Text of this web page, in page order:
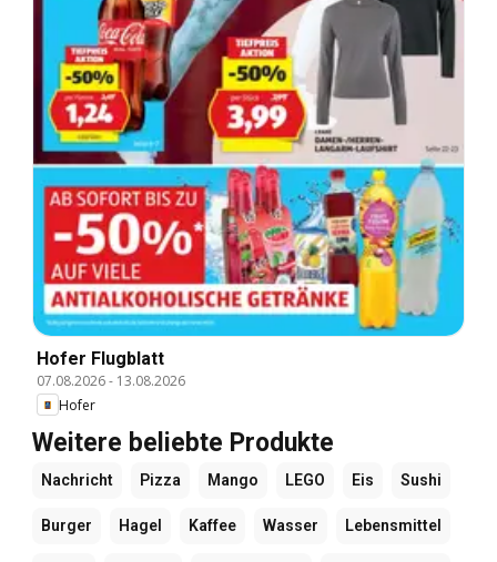
Hofer Flugblatt
07.08.2026- 13.08.2026
Hofer
Weitere beliebte Produkte
Nachricht Pizza Mango LEGO Eis Sushi
Burger Hagel Kaffee Wasser Lebensmittel